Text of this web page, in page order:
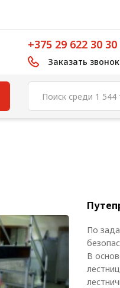
+375 29 622 30 30
Заказать звонок
По
В